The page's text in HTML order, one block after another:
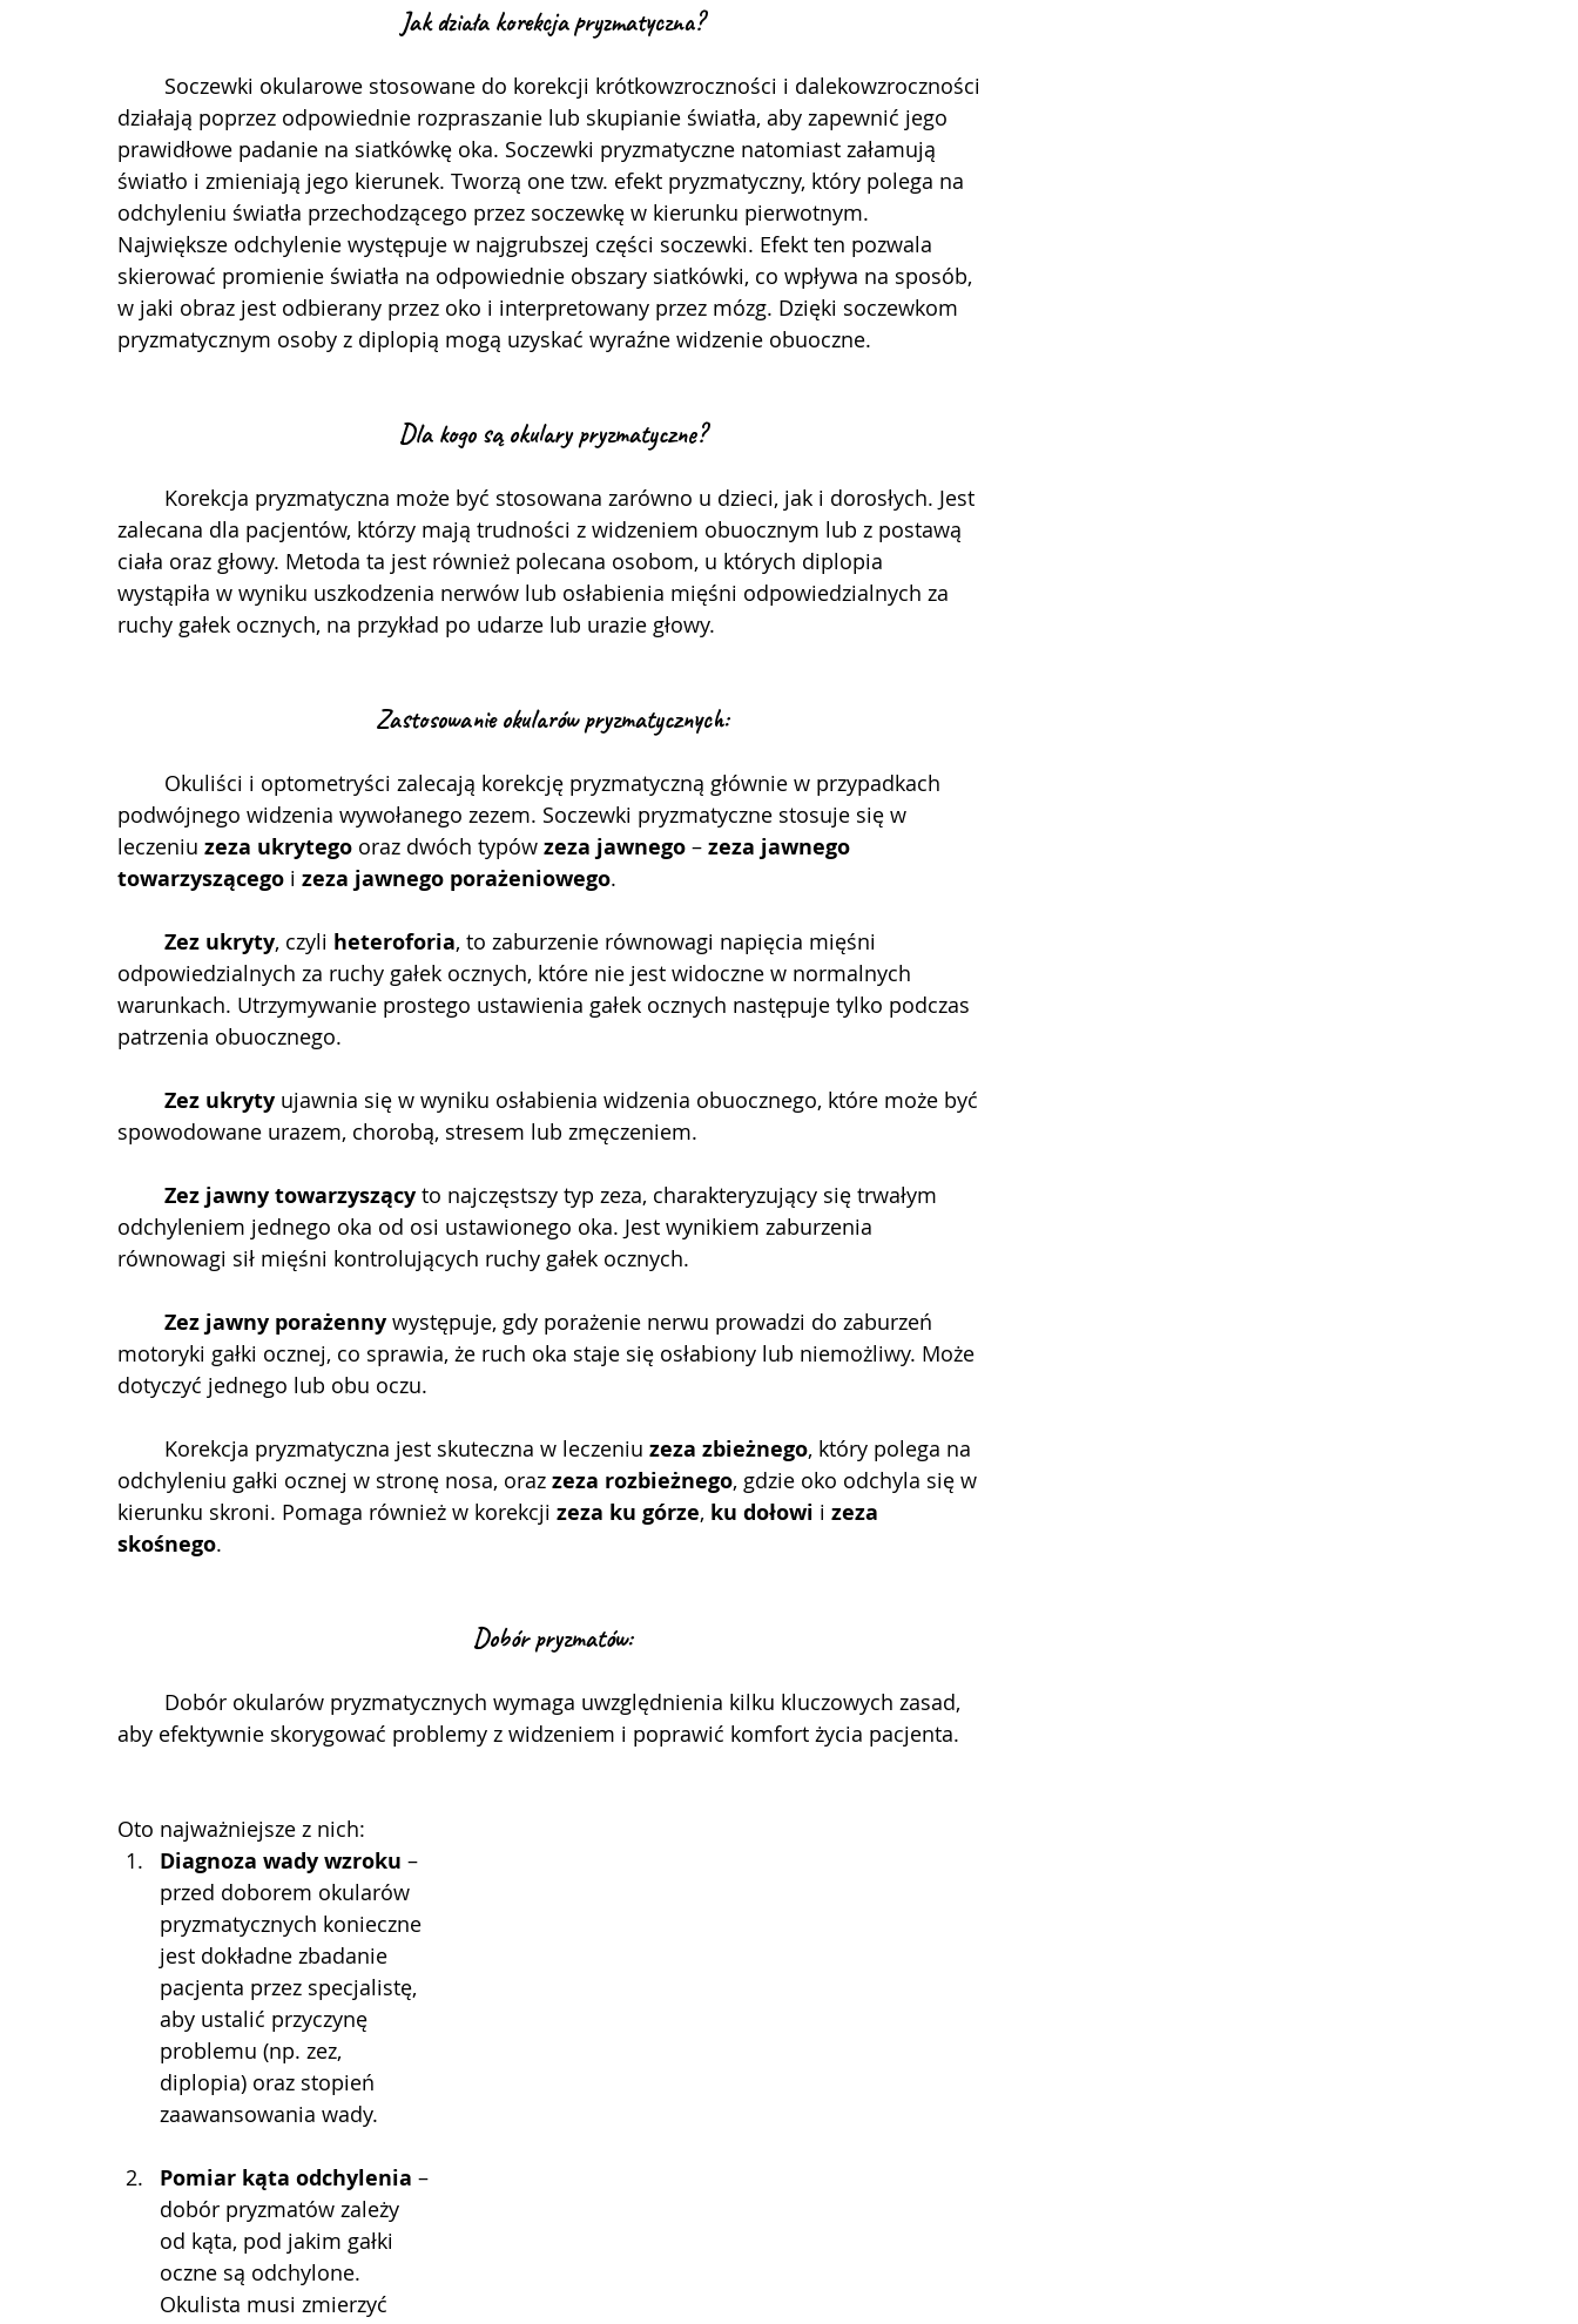
Jak działa korekcja pryzmatyczna?
działają poprzez odpowiednie rozpraszanie lub skupianie światła, aby zapewnić jego
prawidłowe padanie na siatkówkę oka. Soczewki pryzmatyczne natomiast załamują
światło i zmieniają jego kierunek. Tworzą one tzw. efekt pryzmatyczny, który polega na
odchyleniu światła przechodzącego przez soczewkę w kierunku pierwotnym.
Największe odchylenie występuje w najgrubszej części soczewki. Efekt ten pozwala
skierować promienie światła na odpowiednie obszary siatkówki, co wpływa na sposób,
w jaki obraz jest odbierany przez oko i interpretowany przez mózg. Dzięki soczewkom
pryzmatycznym osoby z diplopią mogą uzyskać wyraźne widzenie obuoczne.
Dla kogo są okulary pryzmatyczne?
zalecana dla pacjentów, którzy mają trudności z widzeniem obuocznym lub z postawą
ciała oraz głowy. Metoda ta jest również polecana osobom, u których diplopia
wystąpiła w wyniku uszkodzenia nerwów lub osłabienia mięśni odpowiedzialnych za
ruchy gałek ocznych, na przykład po udarze lub urazie głowy.
Zastosowanie okularów pryzmatycznych:
podwójnego widzenia wywołanego zezem. Soczewki pryzmatyczne stosuje się w
leczeniu zeza ukrytego oraz dwóch typów zeza jawnego – zeza jawnego
towarzyszącego i zeza jawnego porażeniowego.
	Zez ukryty
, czyli heteroforia, to zaburzenie równowagi napięcia mięśni
odpowiedzialnych za ruchy gałek ocznych, które nie jest widoczne w normalnych
warunkach. Utrzymywanie prostego ustawienia gałek ocznych następuje tylko podczas
patrzenia obuocznego.
	Zez ukryty
ujawnia się w wyniku osłabienia widzenia obuocznego, które może być
spowodowane urazem, chorobą, stresem lub zmęczeniem.
	Zez jawny towarzyszący
to najczęstszy typ zeza, charakteryzujący się trwałym
odchyleniem jednego oka od osi ustawionego oka. Jest wynikiem zaburzenia
równowagi sił mięśni kontrolujących ruchy gałek ocznych.
	Zez jawny porażenny
występuje, gdy porażenie nerwu prowadzi do zaburzeń
motoryki gałki ocznej, co sprawia, że ruch oka staje się osłabiony lub niemożliwy. Może
dotyczyć jednego lub obu oczu.
	Korekcja pryzmatyczna jest skuteczna w leczeniu
zeza zbieżnego, który polega na
odchyleniu gałki ocznej w stronę nosa, oraz zeza rozbieżnego, gdzie oko odchyla się w
kierunku skroni. Pomaga również w korekcji zeza ku górze, ku dołowi i zeza
skośnego.
Dobór pryzmatów:
aby efektywnie skorygować problemy z widzeniem i poprawić komfort życia pacjenta.
Oto najważniejsze z nich:
Diagnoza wady wzroku –
przed doborem okularów
pryzmatycznych konieczne
jest dokładne zbadanie
pacjenta przez specjalistę,
aby ustalić przyczynę
problemu (np. zez,
diplopia) oraz stopień
zaawansowania wady.
Pomiar kąta odchylenia –
dobór pryzmatów zależy
od kąta, pod jakim gałki
oczne są odchylone.
Okulista musi zmierzyć